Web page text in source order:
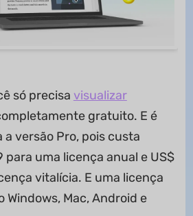
só precisa visualizar
gratuito. E é
versão Pro, pois custa
para uma licença anual e US$
vitalícia. E uma licença
Windows, Mac, Android e